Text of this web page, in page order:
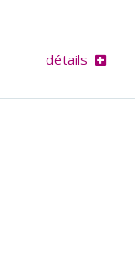
détails